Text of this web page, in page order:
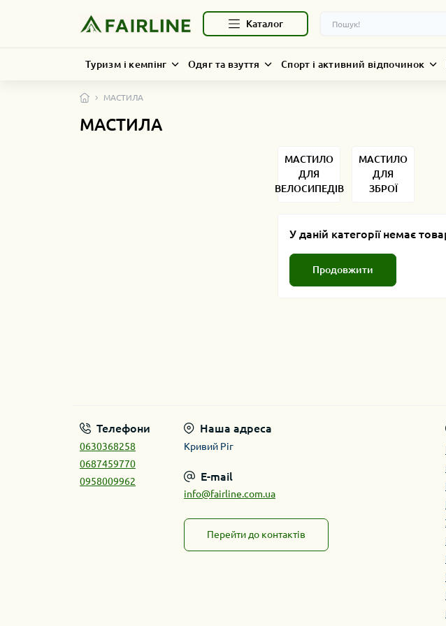
Каталог
Туризм і кемпінг Одяг та взуття Спорт і активний відпочинок
МАСТИЛА
МАСТИЛА
МАСТИЛО
ДЛЯ
ВЕЛОСИПЕДІВ
МАСТИЛО
ДЛЯ
ЗБРОЇ
У даній категорії немає
Продовжити
Телефони
0630368258
0687459770
0958009962
Наша адреса
Кривий Ріг
E-mail
info@fairline.com.ua
Перейти до контактів